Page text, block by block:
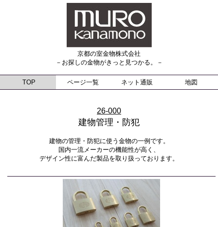
京都の室金物株式会社
－お探しの金物がきっと見つかる。－
TOP ページ一覧 ネット通販 地図
26-000
建物管理・防犯
建物の管理・防犯に使う金物の一例です。
国内一流メーカーの機能性が高く、
デザイン性に富んだ製品を取り扱っております。